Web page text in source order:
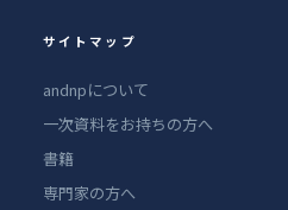
サイトマップ
andnpについて
一次資料をお持ちの方へ
書籍
専門家の方へ